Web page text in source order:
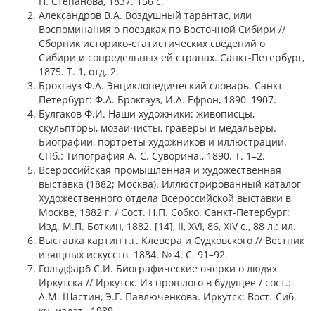
Александров В.А. Воздушный тарантас, или
Воспоминания о поездках по Восточной Сибири //
Сборник историко-статистических сведений о
Сибири и сопредельных ей странах. Санкт-Петербург,
1875. Т. 1, отд. 2.
Брокгауз Ф.А. Энциклопедический словарь. Санкт-
Петербург: Ф.А. Брокгауз, И.А. Ефрон, 1890–1907.
Булгаков Ф.И. Наши художники: живописцы,
скульпторы, мозаичисты, граверы и медальеры.
Биографии, портреты художников и иллюстрации.
СПб.: Типография А. С. Суворина., 1890. Т. 1–2.
Всероссийская промышленная и художественная
выставка (1882; Москва). Иллюстрированный каталог
Художественного отдела Всероссийской выставки в
Москве, 1882 г. / Сост. Н.П. Собко. Санкт-Петербург:
Изд. М.П. Боткин, 1882. [14], II, XVI, 86, XIV с., 88 л.: ил.
Выставка картин г.г. Клевера и Судковского // Вестник
изящных искусств. 1884. № 4. С. 91–92.
Гольдфарб С.И. Биографические очерки о людях
Иркутска // Иркутск. Из прошлого в будущее / сост.:
А.М. Шастин, Э.Г. Павлюченкова. Иркутск: Вост.-Сиб.